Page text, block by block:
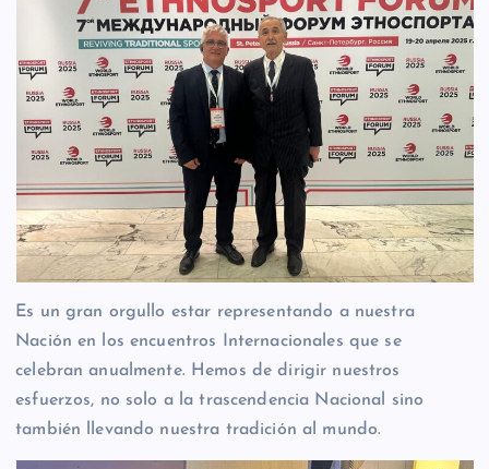
Es un gran orgullo estar representando a nuestra
Nación en los encuentros Internacionales que se
celebran anualmente. Hemos de dirigir nuestros
esfuerzos, no solo a la trascendencia Nacional sino
también llevando nuestra tradición al mundo.